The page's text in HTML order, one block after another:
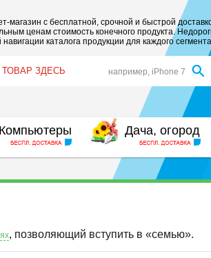
магазин с бесплатной, срочной и быстрой
ценам стоимость конечного продукта.
каталога продукции для каждого
например, iPhone 7
Компьютеры Дача, огород
, позволяющий вступить в «семью».